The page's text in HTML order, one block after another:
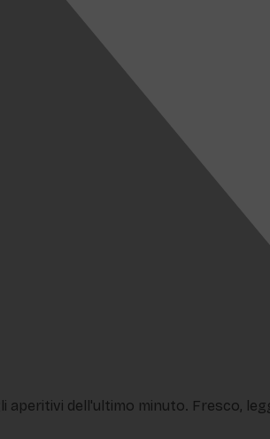
dell'ultimo minuto. Fresco,